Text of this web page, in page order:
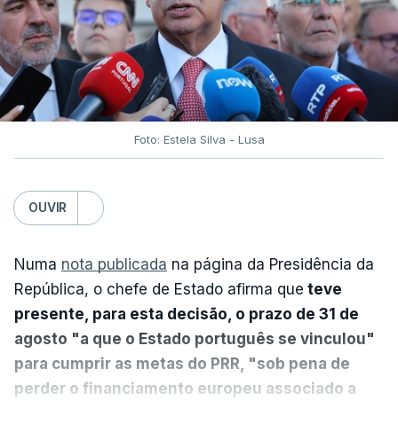
Foto: Estela Silva - Lusa
OUVIR
Numa nota publicada na página da Presidência da
República, o chefe de Estado afirma que teve
presente, para esta decisão, o prazo de 31 de
agosto "a que o Estado português se vinculou"
para cumprir as metas do PRR, "sob pena de
perder o financiamento europeu associado a